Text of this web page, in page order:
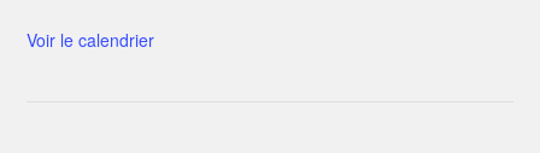
Voir le calendrier